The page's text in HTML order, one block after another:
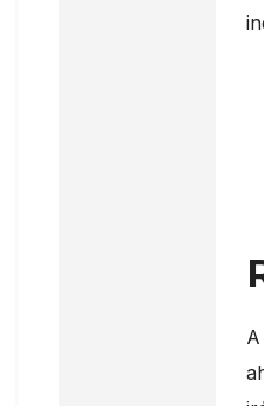
A